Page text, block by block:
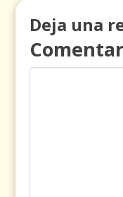
Deja una